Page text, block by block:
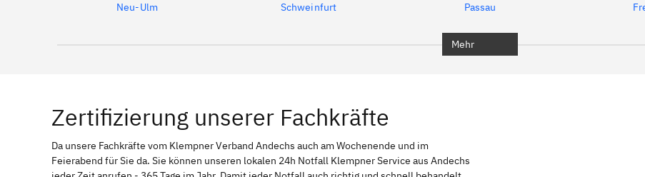
Neu-Ulm Schweinfurt Passau
Mehr
Zertifizierung unserer Fachkräfte
Da unsere Fachkräfte vom Klempner Verband Andechs auch am Wochenende und im
Feierabend für Sie da. Sie können unseren lokalen 24h Notfall Klempner Service aus Andechs